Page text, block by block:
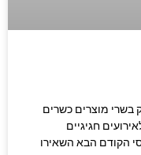
9496 שולחן שוק בשרי מוצרים כשרים
חגיגיים
הקודם הבא השאירו